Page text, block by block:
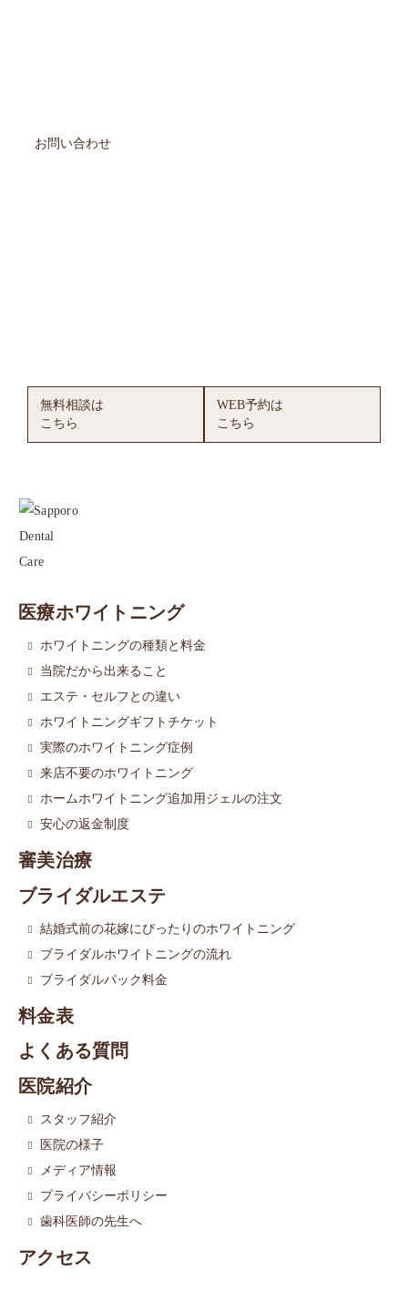
お問い合わせ
無料相談は
こちら
WEB予約は
こちら
医療ホワイトニング
ホワイトニングの種類と料金
当院だから出来ること
エステ・セルフとの違い
ホワイトニングギフトチケット
実際のホワイトニング症例
来店不要のホワイトニング
ホームホワイトニング追加用ジェルの注文
安心の返金制度
審美治療
ブライダルエステ
結婚式前の花嫁にぴったりのホワイトニング
ブライダルホワイトニングの流れ
ブライダルパック料金
料金表
よくある質問
医院紹介
スタッフ紹介
医院の様子
メディア情報
プライバシーポリシー
歯科医師の先生へ
アクセス